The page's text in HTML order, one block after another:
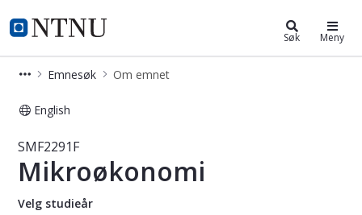
NTNU Hjemmeside
Studier Søk Meny
Emnesøk Om emnet
English
Emne - Mikroøkonomi - SMF2291F
SMF2291F
Mikroøkonomi
Velg studieår